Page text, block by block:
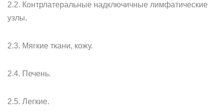
2.2. Контрлатеральные надключичные лимфатические
узлы.
2.3. Мягкие ткани, кожу.
2.4. Печень.
2.5. Легкие.